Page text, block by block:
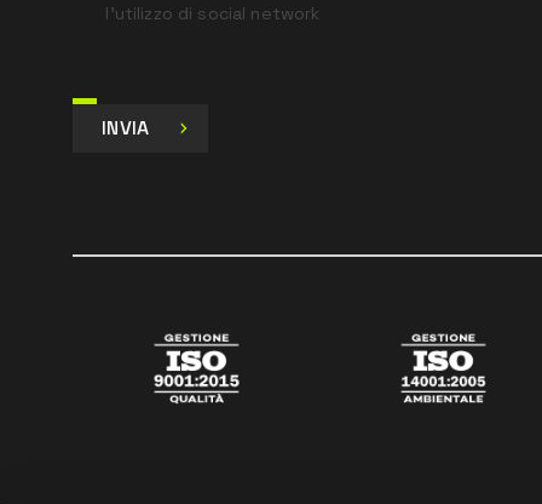
l’utilizzo di social network
INVIA